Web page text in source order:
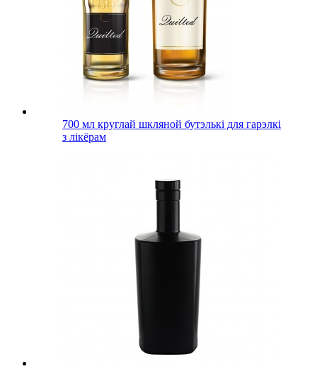
700 мл круглай шкляной бутэлькі для гарэлкі
з лікёрам